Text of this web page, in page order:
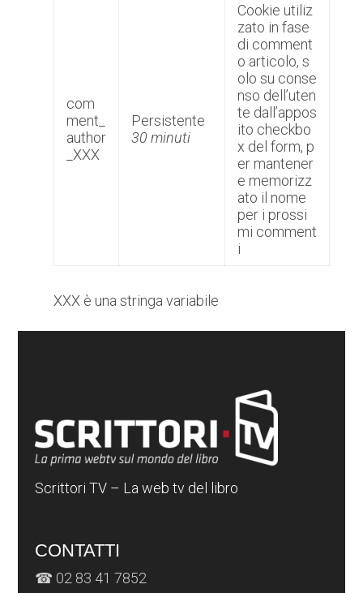
com
ment_
author
_XXX
Persistente
30 minuti
Cookie utiliz
zato in fase
di comment
o articolo, s
olo su conse
nso dell’uten
te dall’appos
ito checkbo
x del form, p
er mantener
e memorizz
ato il nome
per i prossi
mi comment
i
XXX è una stringa variabile
Scrittori TV – La web tv del libro
CONTATTI
☎ 02 83 41 7852